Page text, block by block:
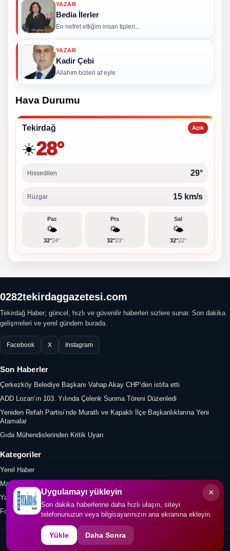
YAZAR
Bedia İlerler
En nefret ettiğim insan tipleri...
YAZAR
Kadir Çebi
Allahım bizleri af eyle
Hava Durumu
Tekirdağ Açık
☀️28°
Hissedilen 29°
Rüzgar 15 km/s
Paz
🌤️
32°24°
Pts
🌤️
32°23°
Sal
🌤️
32°22°
0282tekirdaggazetesi.com
Tekirdağ Haber; güncel, hızlı ve güvenilir haberleri sizlere sunar. Son dakika
gelişmeleri ve yerel gündem burada.
Facebook X Instagram
Son Haberler
Çerkezköy Belediye Başkanı Vahap Akay CHP’den istifa etti
ADD Lozan’ın 103. Yılında Çelenk Sunma Töreni Düzenledi
Yeniden Refah Partisi’nde Muratlı ve Kapaklı İlçe Başkanlıklarına Yeni
Atamalar
Gıda Mühendislerinden Kritik Uyarı
Kategoriler
Yerel Haber
Manşet
Yazar
Foto Galeri
© 2026 0282tekirdaggazetesi.com. Tüm hakları saklıdır.
İletişim
×
Uygulamayı yükleyin
Son dakika haberlerine daha hızlı ulaşın, siteyi
telefonunuzun veya bilgisayarınızın ana ekranına ekleyin.
Yükle Daha Sonra